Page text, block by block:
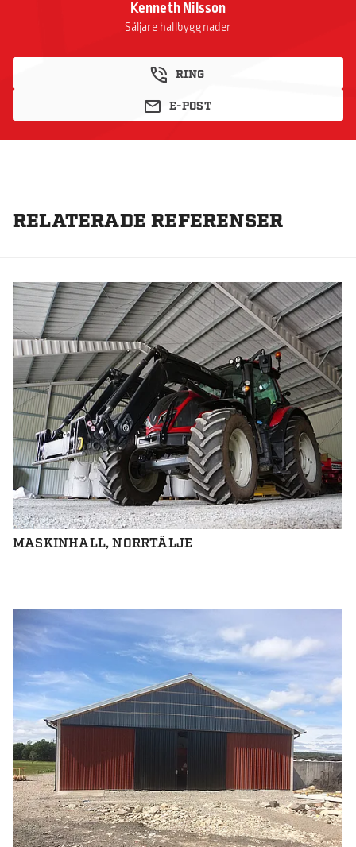
Kenneth Nilsson
Säljare hallbyggnader
RING
E-POST
RELATERADE REFERENSER
MASKINHALL, NORRTÄLJE